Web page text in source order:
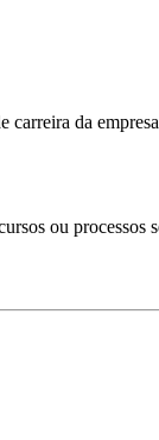
carreira da
ou processos